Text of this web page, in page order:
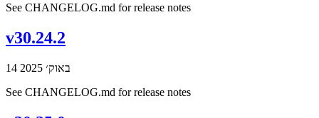
See CHANGELOG.md for release notes
v30.24.2
14 באוק׳ 2025
See CHANGELOG.md for release notes